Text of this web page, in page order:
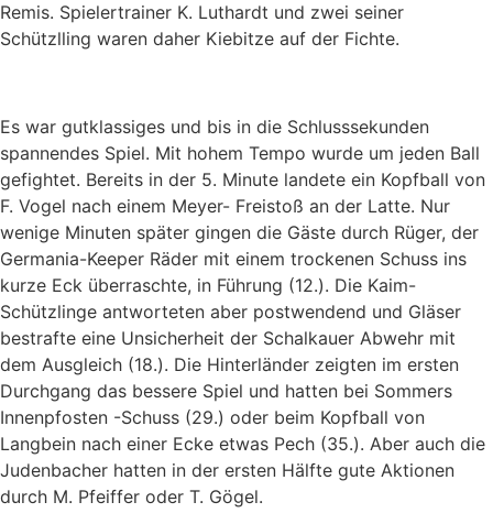
Remis. Spielertrainer K. Luthardt und zwei seiner
Schützlling waren daher Kiebitze auf der Fichte.
Es war gutklassiges und bis in die Schlusssekunden
spannendes Spiel. Mit hohem Tempo wurde um jeden Ball
gefightet. Bereits in der 5. Minute landete ein Kopfball von
F. Vogel nach einem Meyer- Freistoß an der Latte. Nur
wenige Minuten später gingen die Gäste durch Rüger, der
Germania-Keeper Räder mit einem trockenen Schuss ins
kurze Eck überraschte, in Führung (12.). Die Kaim-
Schützlinge antworteten aber postwendend und Gläser
bestrafte eine Unsicherheit der Schalkauer Abwehr mit
dem Ausgleich (18.). Die Hinterländer zeigten im ersten
Durchgang das bessere Spiel und hatten bei Sommers
Innenpfosten -Schuss (29.) oder beim Kopfball von
Langbein nach einer Ecke etwas Pech (35.). Aber auch die
Judenbacher hatten in der ersten Hälfte gute Aktionen
durch M. Pfeiffer oder T. Gögel.